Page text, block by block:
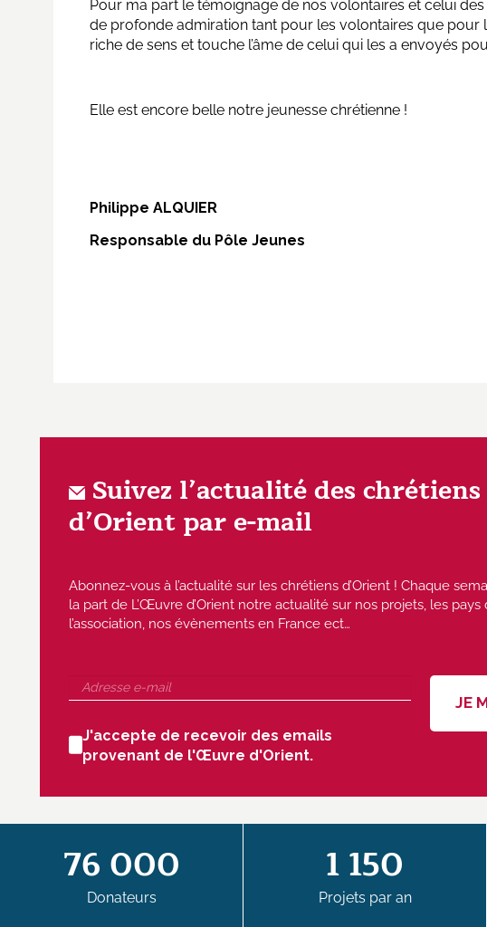
Pour ma part le témoignage de nos volontaires et celui
de profonde admiration tant pour les volontaires que pour
riche de sens et touche l’âme de celui qui les a envoyés
Elle est encore belle notre jeunesse chrétienne !
Philippe ALQUIER
Responsable du Pôle Jeunes
Suivez l’actualité des chrétiens
d’Orient par e-mail
Abonnez-vous à l’actualité sur les chrétiens d’Orient ! Chaque
la part de L’Œuvre d’Orient notre actualité sur nos projets, les pays
l’association, nos évènements en France ect…
J'accepte de recevoir des emails
provenant de l'Œuvre d'Orient.
76 000
Donateurs
1 150
Projets par an